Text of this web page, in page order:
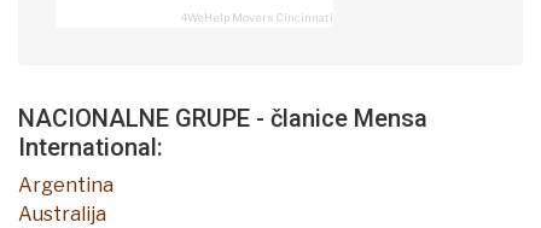
4WeHelp Movers Cincinnati
NACIONALNE GRUPE - članice Mensa
International:
Argentina
Australija